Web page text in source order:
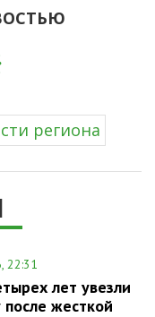
региона
22:31
лет увезли
после жесткой